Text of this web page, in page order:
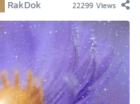
RakDok 22299 Views